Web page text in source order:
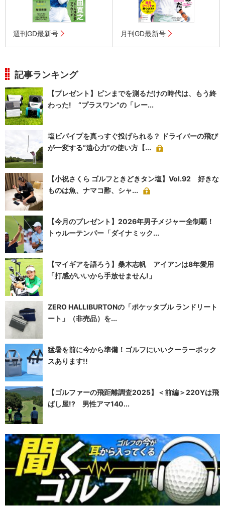
週刊GD最新号 月刊GD最新号
記事ランキング
【プレゼント】ピンまでを測るだけの時代は、もう終
わった! “プラスワン”の「レー...
塩ビパイプを真っすぐ投げられる？ ドライバーの飛び
が一変する“遠心力”の使い方【...
【小祝さくら ゴルフときどきタン塩】Vol.92 好きな
ものは魚、ナマコ酢、シャ...
【今月のプレゼント】2026年男子メジャー全制覇！
トゥルーテンパー「ダイナミック...
【マイギアを語ろう】桑木志帆 アイアンは8年愛用
「打感がいいから手放せません!」
ZERO HALLIBURTONの「ポケッタブル ランドリート
ート」（非売品）を...
猛暑を前に今から準備！ゴルフにいいクーラーボック
スあります!!
【ゴルファーの飛距離調査2025】＜前編＞220Yは飛
ばし屋!? 男性アマ140...